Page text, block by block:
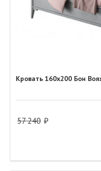
Кровать 160х200 Бон
57 240